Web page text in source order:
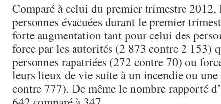
Comparé à celui du premier trimestre 2012,
personnes évacuées durant le premier
forte augmentation tant pour celui des
force par les autorités (2 873 contre 2 153)
personnes rapatriées (272 contre 70) ou
leurs lieux de vie suite à un incendie ou
contre 777). De même le nombre rapporté